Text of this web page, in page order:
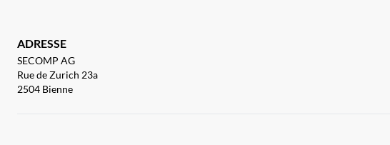
ADRESSE
SECOMP AG
Rue de Zurich 23a
2504 Bienne